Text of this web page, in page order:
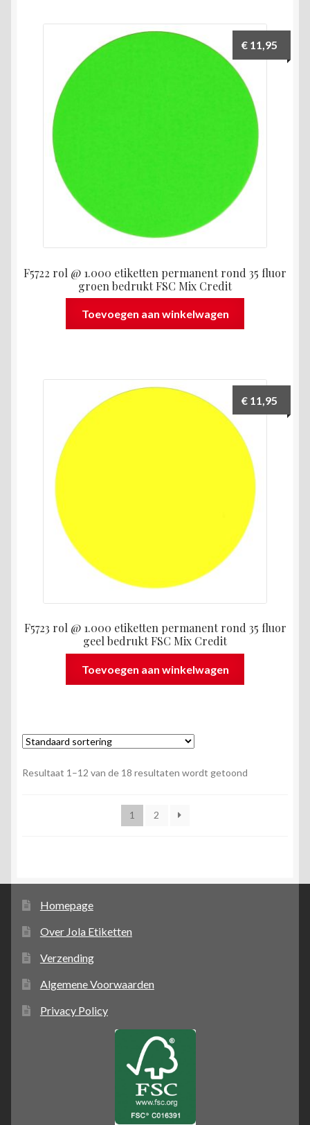
F5722 rol @ 1.000 etiketten permanent rond 35 fluor
groen bedrukt FSC Mix Credit
€ 11,95
Toevoegen aan winkelwagen
F5723 rol @ 1.000 etiketten permanent rond 35 fluor
geel bedrukt FSC Mix Credit
€ 11,95
Toevoegen aan winkelwagen
Resultaat 1–12 van de 18 resultaten wordt getoond
1 2
Homepage
Over Jola Etiketten
Verzending
Algemene Voorwaarden
Privacy Policy